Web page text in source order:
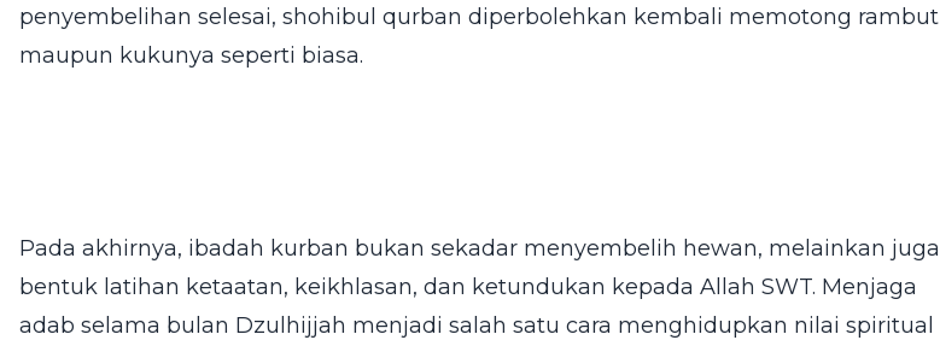
penyembelihan selesai, shohibul qurban diperbolehkan kembali memotong rambut
maupun kukunya seperti biasa.
Pada akhirnya, ibadah kurban bukan sekadar menyembelih hewan, melainkan juga
bentuk latihan ketaatan, keikhlasan, dan ketundukan kepada Allah SWT. Menjaga
adab selama bulan Dzulhijjah menjadi salah satu cara menghidupkan nilai spiritual